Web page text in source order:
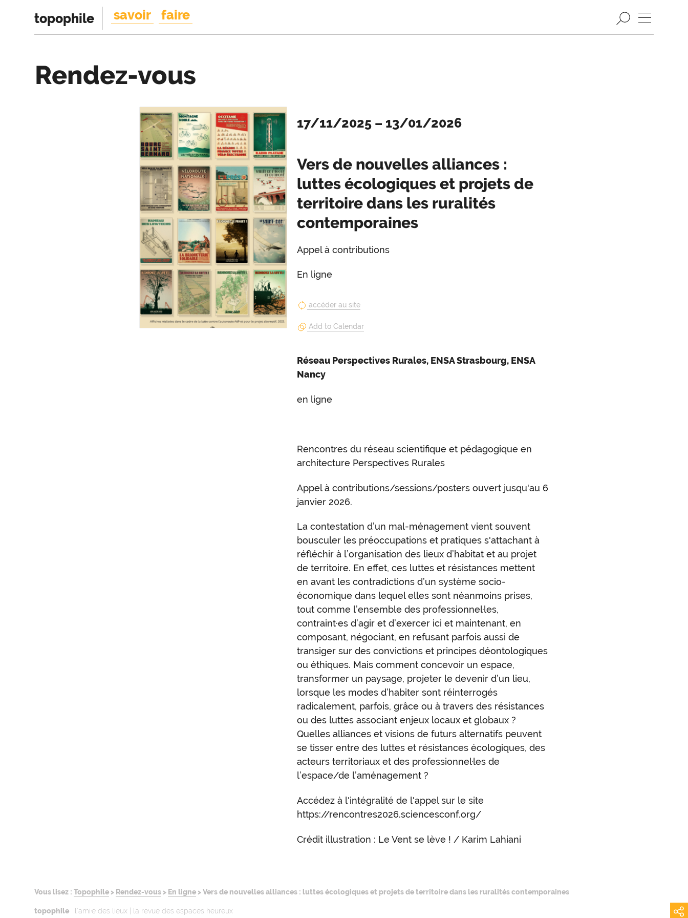
topophile savoir faire
Rendez-vous
17/11/2025 – 13/01/2026
Vers de nouvelles alliances :
luttes écologiques et projets de
territoire dans les ruralités
contemporaines
Appel à contributions
En ligne
accéder au site
Add to Calendar
Réseau Perspectives Rurales, ENSA Strasbourg, ENSA
Nancy
en ligne
Rencontres du réseau scientifique et pédagogique en
architecture Perspectives Rurales
Appel à contributions/sessions/posters ouvert jusqu'au 6
janvier 2026.
La contestation d’un mal-ménagement vient souvent
bousculer les préoccupations et pratiques s'attachant à
réfléchir à l’organisation des lieux d’habitat et au projet
de territoire. En effet, ces luttes et résistances mettent
en avant les contradictions d’un système socio-
économique dans lequel elles sont néanmoins prises,
tout comme l’ensemble des professionnel·les,
contraint·es d’agir et d’exercer ici et maintenant, en
composant, négociant, en refusant parfois aussi de
transiger sur des convictions et principes déontologiques
ou éthiques. Mais comment concevoir un espace,
transformer un paysage, projeter le devenir d’un lieu,
lorsque les modes d’habiter sont réinterrogés
radicalement, parfois, grâce ou à travers des résistances
ou des luttes associant enjeux locaux et globaux ?
Quelles alliances et visions de futurs alternatifs peuvent
se tisser entre des luttes et résistances écologiques, des
acteurs territoriaux et des professionnel·les de
l’espace/de l’aménagement ?
Accédez à l'intégralité de l'appel sur le site
https://rencontres2026.sciencesconf.org/
Crédit illustration : Le Vent se lève ! / Karim Lahiani
Vous lisez : Topophile > Rendez-vous > En ligne >Vers de nouvelles alliances : luttes écologiques et projets de territoire dans les ruralités contemporaines
topophile l’ami·e des lieux | la revue des espaces heureux